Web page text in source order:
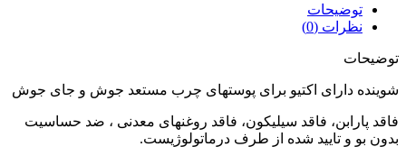
توضیحات
نظرات (0)
توضیحات
شوینده دارای اکتیو برای پوستهای چرب مستعد جوش و جای جوش
فاقد پارابن، فاقد سیلیکون، فاقد روغنهای معدنی ، ضد حساسیت
بدون بو و تایید شده از طرف درماتولوژیست.